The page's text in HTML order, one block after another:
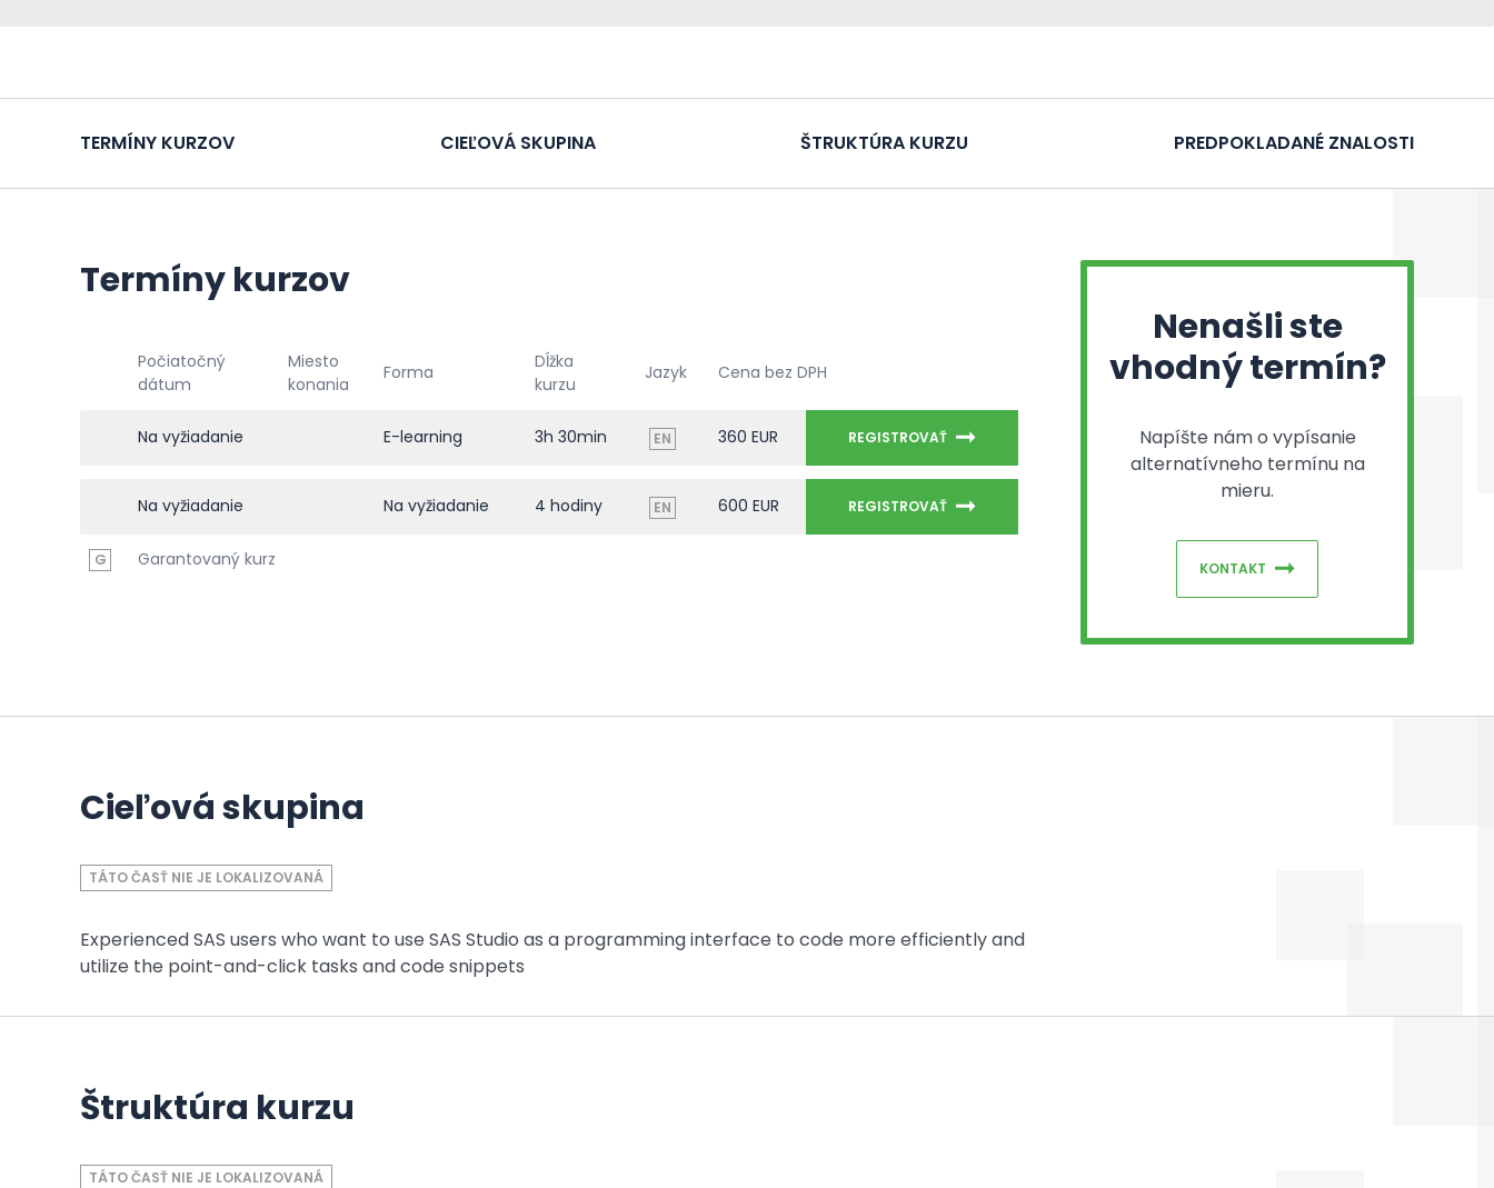
TERMÍNY KURZOV CIEĽOVÁ SKUPINA ŠTRUKTÚRA KURZU PREDPOKLADANÉ ZNALOSTI
Termíny kurzov
Počiatočný
dátum
Miesto
konania
Forma
Dĺžka
kurzu
Jazyk Cena bez DPH
Na vyžiadanie E-learning 3h 30min EN 360 EUR REGISTROVAŤ
Na vyžiadanie Na vyžiadanie 4 hodiny EN 600 EUR REGISTROVAŤ
G Garantovaný kurz
Nenašli ste
vhodný termín?
Napíšte nám o vypísanie
alternatívneho termínu na
mieru.
KONTAKT
Cieľová skupina
TÁTO ČASŤ NIE JE LOKALIZOVANÁ
Experienced SAS users who want to use SAS Studio as a programming interface to code more efficiently and
utilize the point-and-click tasks and code snippets
Štruktúra kurzu
TÁTO ČASŤ NIE JE LOKALIZOVANÁ